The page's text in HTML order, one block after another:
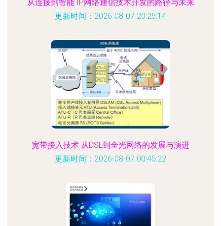
从连接到智能 IP网络通信技术开发的路径与未来
更新时间：2026-08-07 20:25:14
宽带接入技术 从DSL到全光网络的发展与演进
更新时间：2026-08-07 00:45:22